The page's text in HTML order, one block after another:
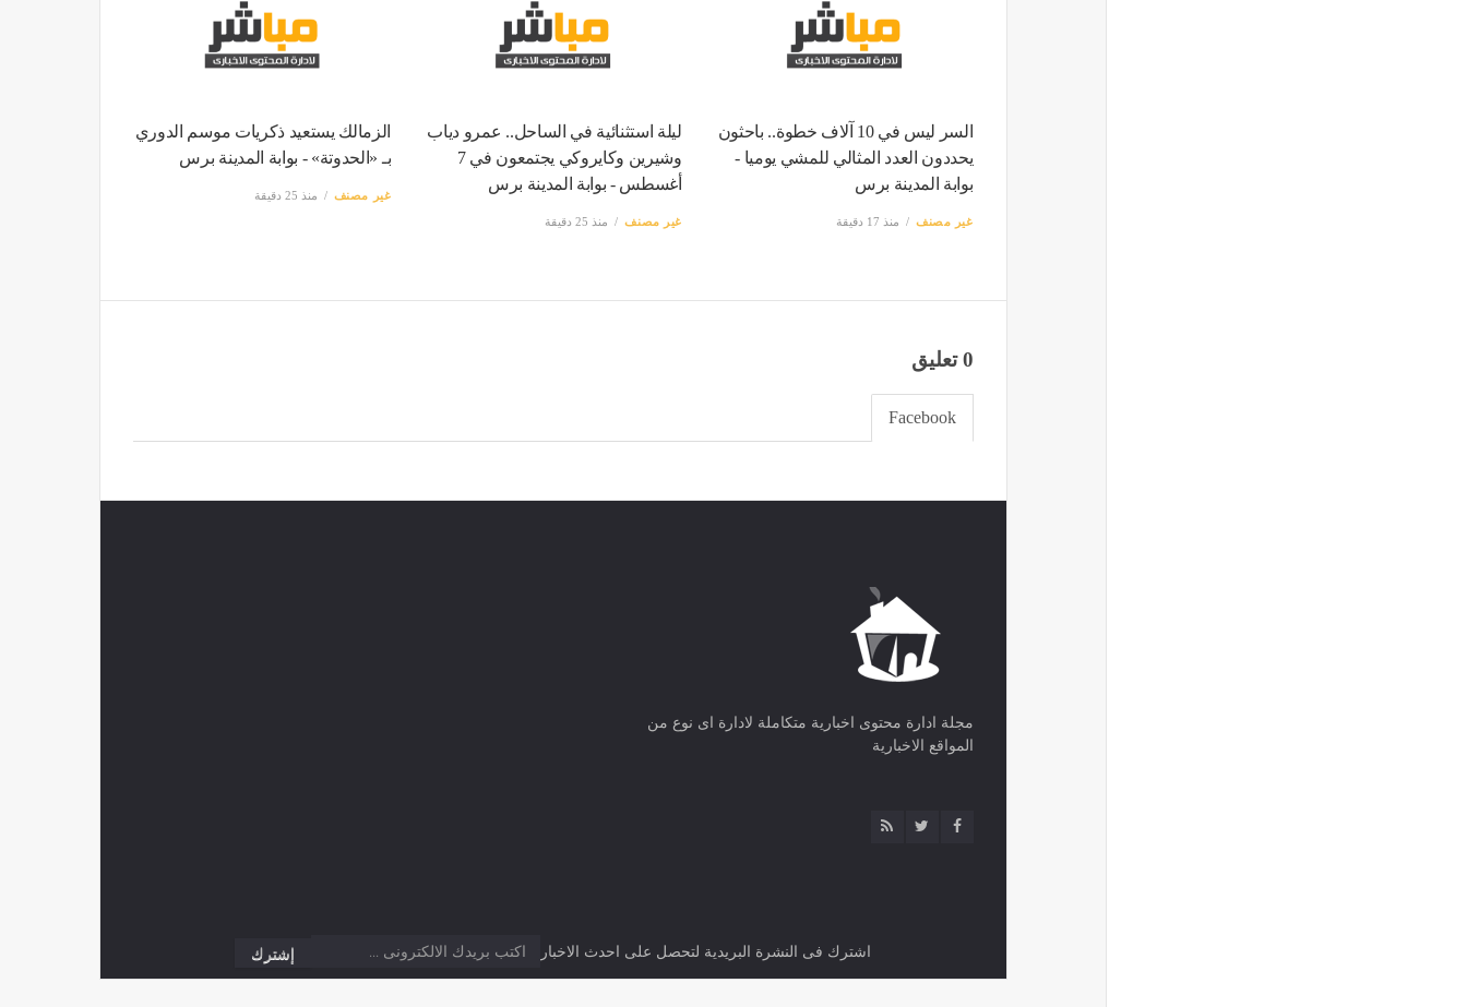
السر ليس في 10 آلاف خطوة.. باحثون
يحددون العدد المثالي للمشي يوميا -
بوابة المدينة برس
غير مصنف منذ 17 دقيقة
ليلة استثنائية في الساحل.. عمرو دياب
وشيرين وكايروكي يجتمعون في 7
أغسطس - بوابة المدينة برس
غير مصنف منذ 25 دقيقة
الزمالك يستعيد ذكريات موسم الدوري
بـ «الحدوتة» - بوابة المدينة برس
غير مصنف منذ 25 دقيقة
0 تعليق
Facebook
مجلة ادارة محتوى اخبارية متكاملة لادارة اى نوع من
المواقع الاخبارية
اشترك فى النشرة البريدية لتحصل على احدث الاخبار